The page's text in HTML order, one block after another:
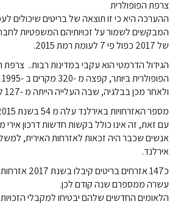
צרפת הפופולרית
ההערכה היא כי זו תוצאה של בריטים שיכולים
המבקשים לשמור על זכויותיהם המשפטיות
של 2017 כפול פי 7 לעומת רמת 2015.
הגידול הדרמטי הוא עקבי במדינות רבות..
ולאחר מכן בבלגיה, שבה העלייה הייתה מ -127 ל -1,381.
עם זאת, זה אינו כולל בקשות חדשות דרכון
אנשים שכבר היה זכאות לאזרחות האירית,
אירלנד.
כ147 אזרחים
עשרה ממספרם שנה קודם לכן.
הלאומים החדשים שלהם יבטיחו למקבלי הזכויות